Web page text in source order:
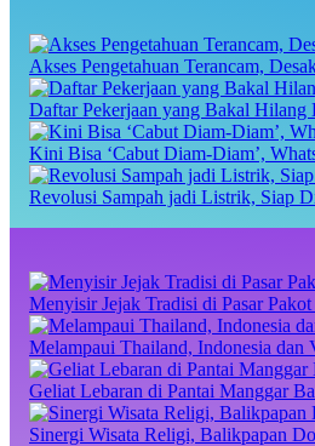
Akses Pengetahuan Terancam,
Daftar Pekerjaan yang Bakal
Kini Bisa ‘Cabut Diam-Diam’,
Revolusi Sampah jadi Listrik, Siap
Menyisir Jejak Tradisi di Pasar
Melampaui Thailand, Indonesia
Geliat Lebaran di Pantai Manggar
Sinergi Wisata Religi, Balikpapan